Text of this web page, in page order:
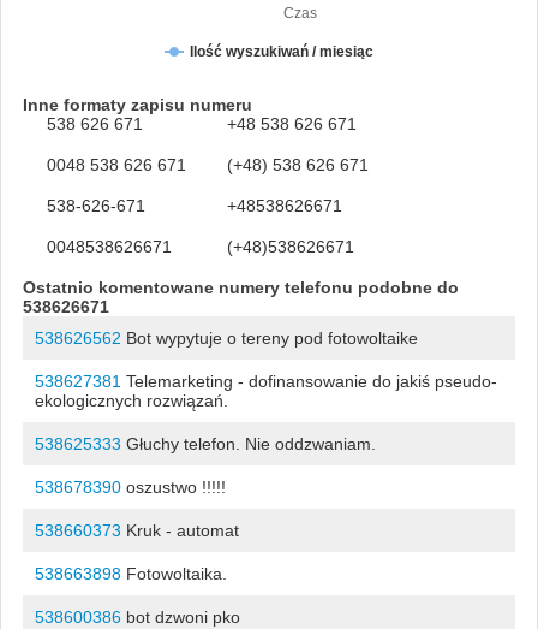
Czas
Ilość wyszukiwań / miesiąc
Inne formaty zapisu numeru
538 626 671
+48 538 626 671
0048 538 626 671 (+48) 538 626 671
538-626-671 +48538626671
0048538626671 (+48)538626671
Ostatnio komentowane numery telefonu podobne do
538626671
538626562 Bot wypytuje o tereny pod fotowoltaike
538627381 Telemarketing - dofinansowanie do jakiś pseudo-
ekologicznych rozwiązań.
538625333 Głuchy telefon. Nie oddzwaniam.
538678390oszustwo !!!!!
538660373 Kruk - automat
538663898Fotowoltaika.
538600386bot dzwoni pko